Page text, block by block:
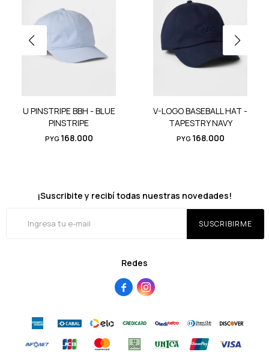
U PINSTRIPE BBH - BLUE
PINSTRIPE
PYG 168.000
V-LOGO BASEBALL HAT -
TAPESTRY NAVY
PYG 168.000
Redes
 
¡Suscribite y recibí todas nuestras novedades!
SUSCRIBIRME